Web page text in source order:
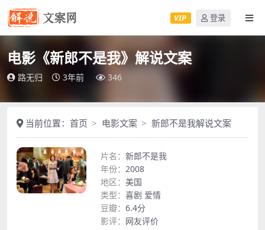
VIP 登录
电影《新郎不是我》解说文案
路无归 3年前 346
当前位置： 首页 电影文案 新郎不是我解说文案
片名： 新郎不是我
年份： 2008
地区： 美国
类型： 喜剧 爱情
豆瓣： 6.4分
影评： 网友评价